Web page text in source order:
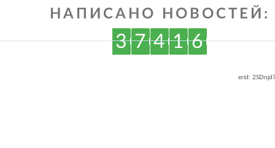
НАПИСАНО НОВОСТЕЙ:
3 7 4 1 6
erid: